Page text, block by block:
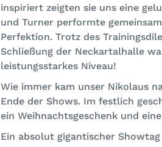
inspiriert zeigten sie uns eine
und Turner performte
Perfektion. Trotz des
Schließung der Neckartalhalle
leistungsstarkes Niveau!
Wie immer kam unser Nikolaus
Ende der Shows. Im festlich
ein Weihnachtsgeschenk und
Ein absolut gigantischer